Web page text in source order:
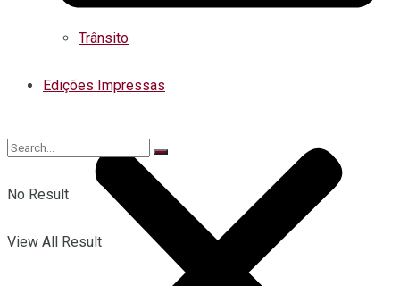
Trânsito
Edições Impressas
No Result
View All Result